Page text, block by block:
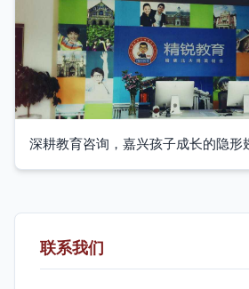
深耕教育咨询，嘉兴孩子成长的隐形
联系我们